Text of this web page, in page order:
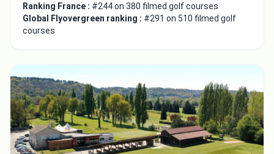
Ranking France : #244 on 380 filmed golf courses
Global Flyovergreen ranking : #291 on 510 filmed golf
courses